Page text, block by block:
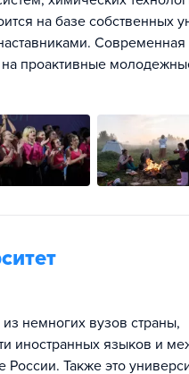
на базе собственных
Современная
на проактивные
немногих вузов страны,
иностранных языков и
Также это